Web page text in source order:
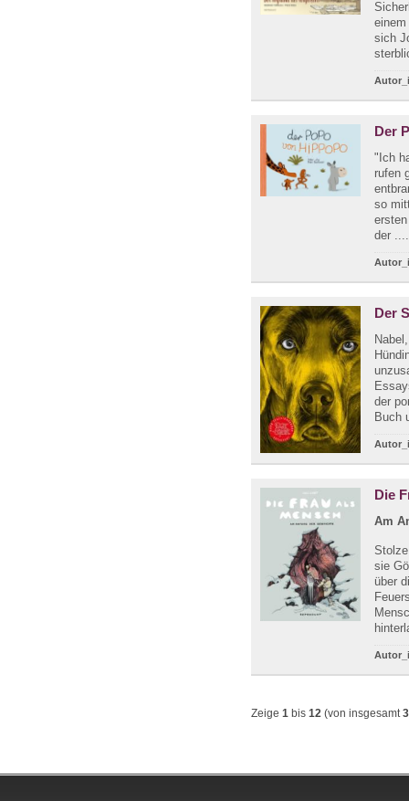
sich
Der
"Ich
rufen
so
der ....
Der
der
Buch
Die
Am
sie
über
Zeige 1 bis 12 (von insgesamt